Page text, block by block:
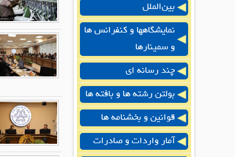
بین‌الملل
نمایشگاهها و کنفرانس ها
و سمینارها
چند رسانه ای
بولتن رشته ها و بافته ها
قوانین و بخشنامه ها
آمار واردات و صادرات